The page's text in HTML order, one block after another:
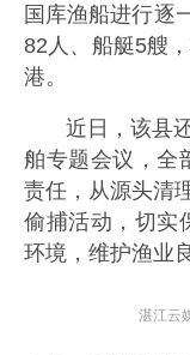
国库渔船进行逐
82人、船艇5艘
港。
近日，该县
舶专题会议，全
责任，从源头清
偷捕活动，切实
环境，维护渔业
湛江云